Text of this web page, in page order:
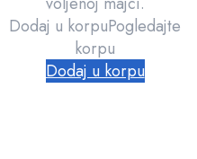
Dodaj u korpuPogledajte
korpu
Dodaj u korpu